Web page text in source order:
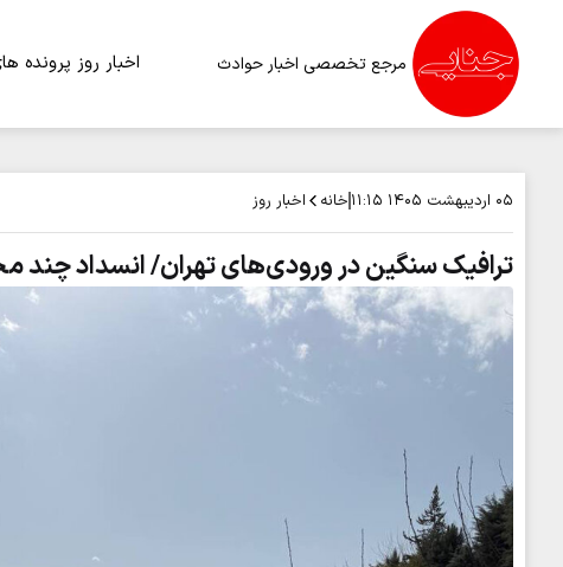
مرجع تخصصی اخبار حوادث اخبار روز پرونده
۰۵ اردیبهشت ۱۴۰۵ ۱۱:۱۵ خانه اخبار روز
ترافیک سنگین در ورودی‌های تهران/ انسداد چند